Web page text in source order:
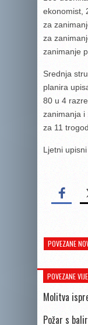
ekonomist,
za
za
zanimanje
Srednja
planira
80 u 4
zanimanja i
za 11
Ljetni
POVEZANE
POVEZANE
Molitva
Požar s